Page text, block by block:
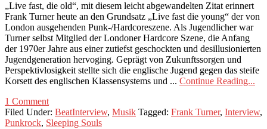
„Live fast, die old“, mit diesem leicht abgewandelten Zitat erinnert
Frank Turner heute an den Grundsatz „Live fast die young“ der von
London ausgehenden Punk-/Hardcoreszene. Als Jugendlicher war
Turner selbst Mitglied der Londoner Hardcore Szene, die Anfang
der 1970er Jahre aus einer zutiefst geschockten und desillusionierten
Jugendgeneration hervoging. Geprägt von Zukunftssorgen und
Perspektivlosigkeit stellte sich die englische Jugend gegen das steife
Korsett des englischen Klassensystems und ... Continue Reading...
1 Comment
Filed Under: BeatInterview, Musik Tagged: Frank Turner, Interview,
Punkrock, Sleeping Souls